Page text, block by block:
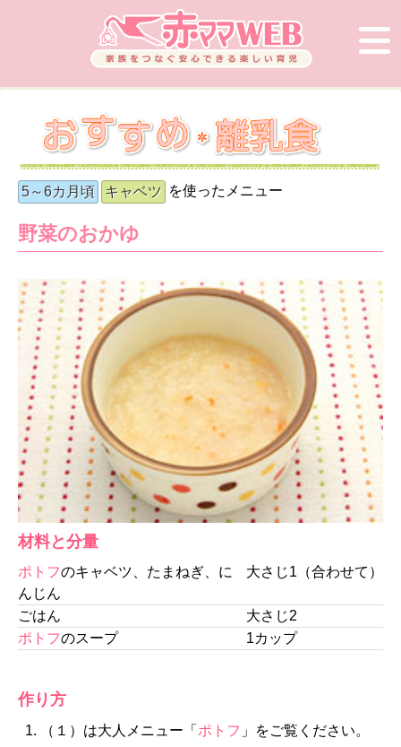
5～6カ月頃 キャベツ を使ったメニュー
野菜のおかゆ
材料と分量
ポトフのキャベツ、たまねぎ、に
んじん
大さじ1（合わせて）
ごはん
大さじ2
ポトフのスープ 1カップ
作り方
（１）は大人メニュー「 ポトフ 」をご覧ください。